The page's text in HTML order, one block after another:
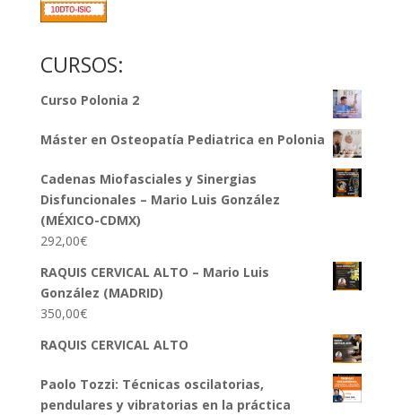
CURSOS:
Curso Polonia 2
Máster en Osteopatía Pediatrica en Polonia
Cadenas Miofasciales y Sinergias
Disfuncionales – Mario Luis González
(MÉXICO-CDMX)
292,00€
RAQUIS CERVICAL ALTO – Mario Luis
González (MADRID)
350,00€
RAQUIS CERVICAL ALTO
Paolo Tozzi: Técnicas oscilatorias,
pendulares y vibratorias en la práctica